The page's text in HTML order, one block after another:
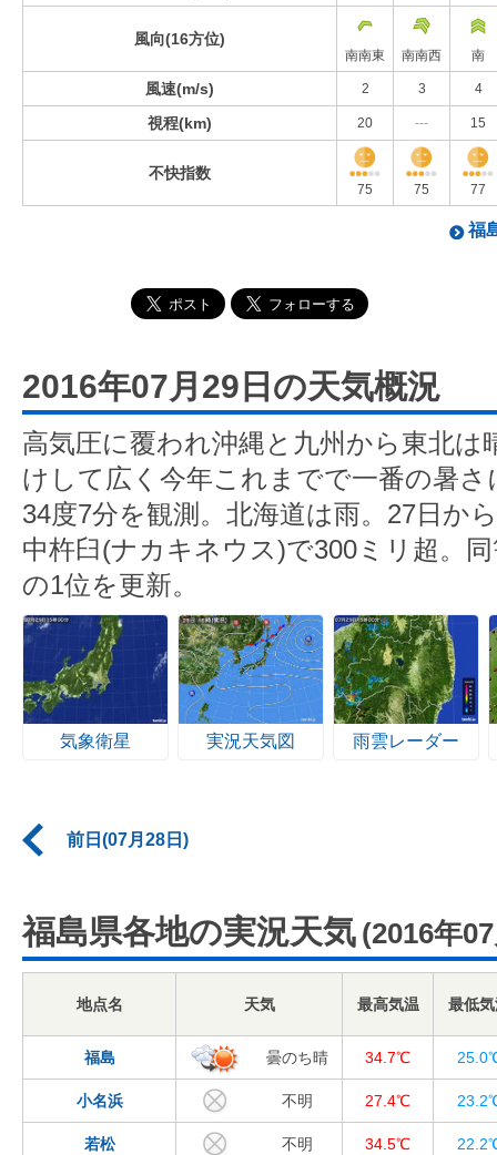
風向(16方位)
南南東 南南西 南
風速(m/s) 2 3 4
視程(km) 20 --- 15
不快指数
75 75 77
福
2016年07月29日の天気概況
高気圧に覆われ沖縄と九州から東北は
けして広く今年これまでで一番の暑
34度7分を観測。北海道は雨。27日か
中杵臼(ナカキネウス)で300ミリ超。
の1位を更新。
気象衛星 実況天気図 雨雲レーダー
前日(07月28日)
福島県各地の実況天気 (2016年
地点名 天気 最高気温 最低
福島 曇のち晴 34.7℃
小名浜 不明 27.4℃
若松 不明 34.5℃